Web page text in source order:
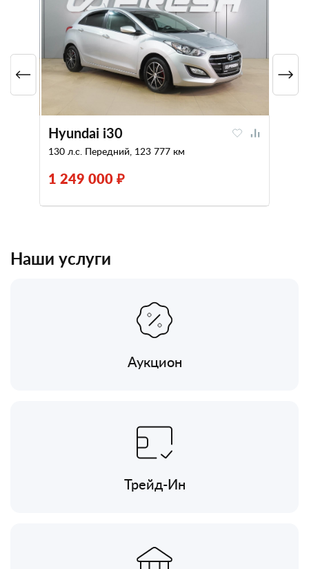
Hyundai i30
130 л.с. Передний, 123 777 км
1 249 000 ₽
Наши услуги
Аукцион
Трейд-Ин